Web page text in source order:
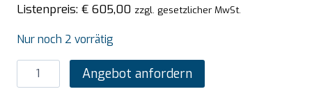
Listenpreis: € 605,00 zzgl. gesetzlicher MwSt.
Nur noch 2 vorrätig
SARO
Einloch-
Angebot anfordern